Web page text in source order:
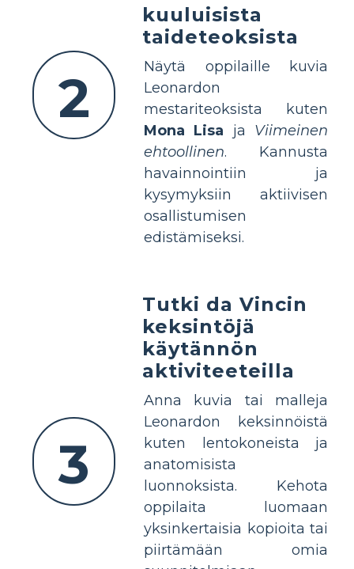
2
kuuluisista
taideteoksista
Näytä oppilaille kuvia
Leonardon
mestariteoksista kuten
Mona Lisa ja Viimeinen
ehtoollinen. Kannusta
havainnointiin ja
kysymyksiin aktiivisen
osallistumisen
edistämiseksi.
3
Tutki da Vincin
keksintöjä
käytännön
aktiviteeteilla
Anna kuvia tai malleja
Leonardon keksinnöistä
kuten lentokoneista ja
anatomisista
luonnoksista. Kehota
oppilaita luomaan
yksinkertaisia kopioita tai
piirtämään omia